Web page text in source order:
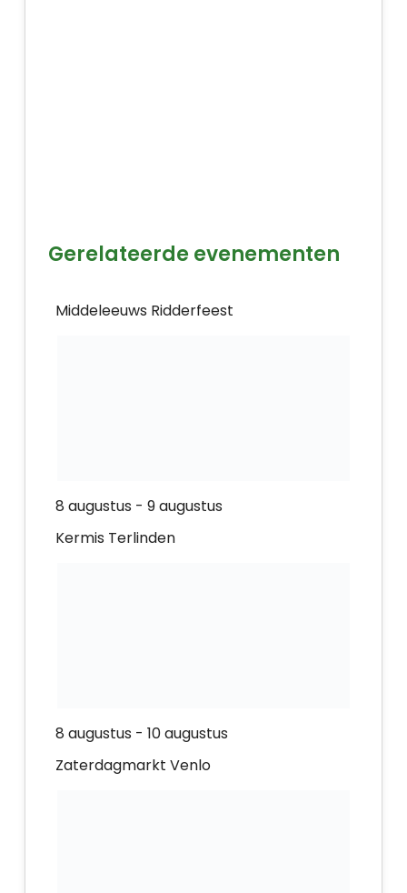
Gerelateerde evenementen
Middeleeuws Ridderfeest
8 augustus - 9 augustus
Kermis Terlinden
8 augustus - 10 augustus
Zaterdagmarkt Venlo